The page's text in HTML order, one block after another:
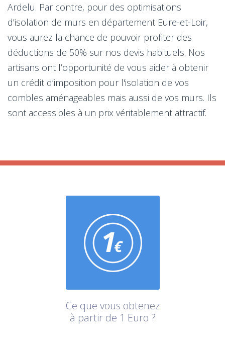
Ardelu. Par contre, pour des optimisations
d’isolation de murs en département Eure-et-Loir,
vous aurez la chance de pouvoir profiter des
déductions de 50% sur nos devis habituels. Nos
artisans ont l’opportunité de vous aider à obtenir
un crédit d’imposition pour l'isolation de vos
combles aménageables mais aussi de vos murs. Ils
sont accessibles à un prix véritablement attractif.
Ce que vous obtenez
à partir de 1 Euro ?